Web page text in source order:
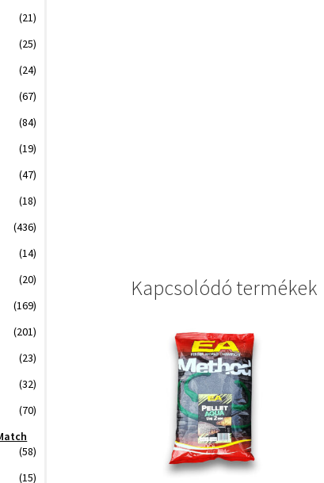
Kapcsolódó termékek
(21)
(25)
(24)
(67)
(84)
(19)
(47)
(18)
(436)
(14)
(20)
(169)
(201)
(23)
(32)
(70)
(58)
(15)